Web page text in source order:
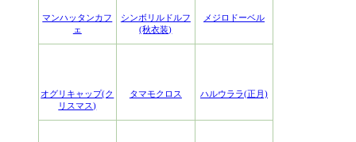
マンハッタンカフ
ェ
シンボリルドルフ
(秋衣装)
メジロドーベル
オグリキャップ(ク
リスマス)
タマモクロス ハルウララ(正月)